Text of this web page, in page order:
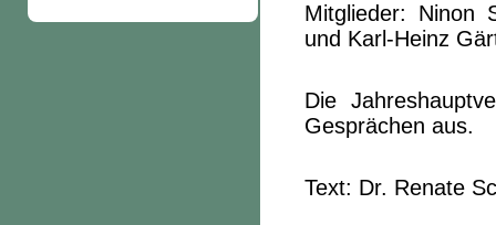
Mitglieder: Ninon
und Karl-Heinz
Die
Gesprächen aus.
Text: